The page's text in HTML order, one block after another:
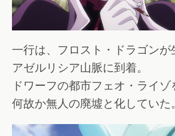
一行は、フロスト・ドラゴンが
アゼルリシア山脈に到着。
ドワーフの都市フェオ・ライゾ
何故か無人の廃墟と化していた